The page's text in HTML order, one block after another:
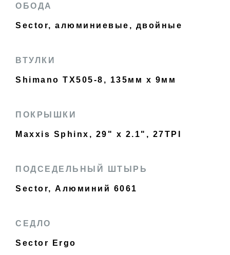
ОБОДА
Sector, алюминиевые, двойные
ВТУЛКИ
Shimano TX505-8, 135мм x 9мм
ПОКРЫШКИ
Maxxis Sphinx, 29" x 2.1", 27TPI
ПОДСЕДЕЛЬНЫЙ ШТЫРЬ
Sector, Алюминий 6061
СЕДЛО
Sector Ergo